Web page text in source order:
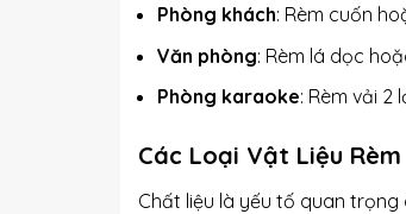
Phòng khách: Rèm cuốn
Văn phòng: Rèm lá dọc
Phòng karaoke: Rèm vải
Các Loại Vật Liệu
Chất liệu là yếu tố quan